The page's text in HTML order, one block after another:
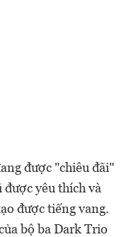
được "chiêu đãi"
được yêu thích và
được tiếng vang.
bộ ba Dark Trio